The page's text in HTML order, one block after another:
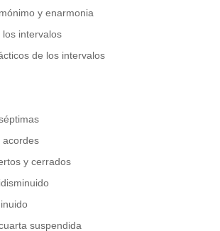
y enarmonia
intervalos
de los intervalos
acordes
y cerrados
suspendida